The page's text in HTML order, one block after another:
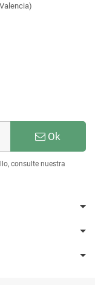
Ok
consulte nuestra